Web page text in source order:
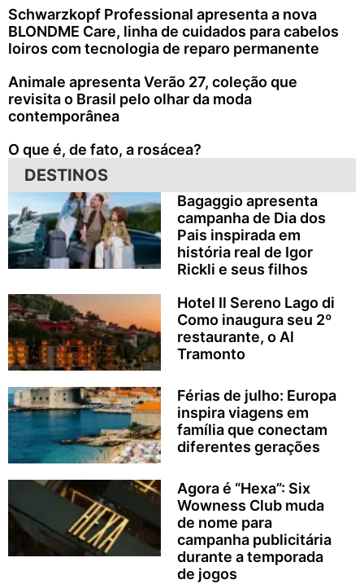
Schwarzkopf Professional apresenta a nova
BLONDME Care, linha de cuidados para cabelos
loiros com tecnologia de reparo permanente
Animale apresenta Verão 27, coleção que
revisita o Brasil pelo olhar da moda
contemporânea
O que é, de fato, a rosácea?
DESTINOS
Bagaggio apresenta
campanha de Dia dos
Pais inspirada em
história real de Igor
Rickli e seus filhos
Hotel Il Sereno Lago di
Como inaugura seu 2º
restaurante, o Al
Tramonto
Férias de julho: Europa
inspira viagens em
família que conectam
diferentes gerações
Agora é “Hexa”: Six
Wowness Club muda
de nome para
campanha publicitária
durante a temporada
de jogos